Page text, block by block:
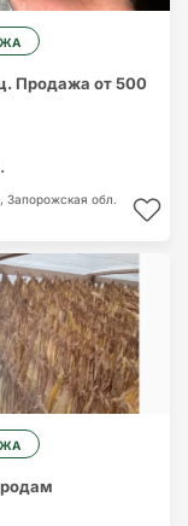
Продажа от 500
Запорожская обл.